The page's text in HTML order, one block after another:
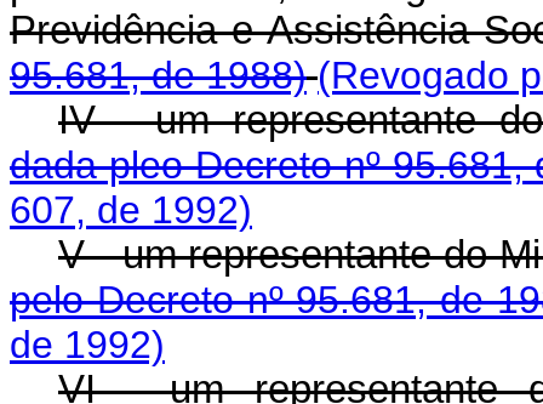
Previdência e Assistência
95.681, de 1988) (Revogado
IV - um representante
dada pleo Decreto nº 95.681,
607, de 1992)
V - um representante do
pelo Decreto nº 95.681, de
de 1992)
VI - um representante